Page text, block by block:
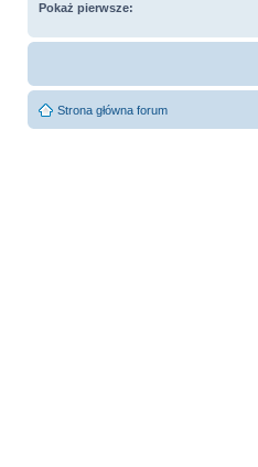
Pokaż pierwsze:
Strona główna forum